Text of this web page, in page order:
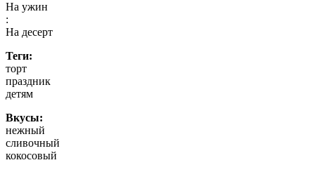
На ужин
:
На десерт
Теги:
торт
праздник
детям
Вкусы:
нежный
сливочный
кокосовый